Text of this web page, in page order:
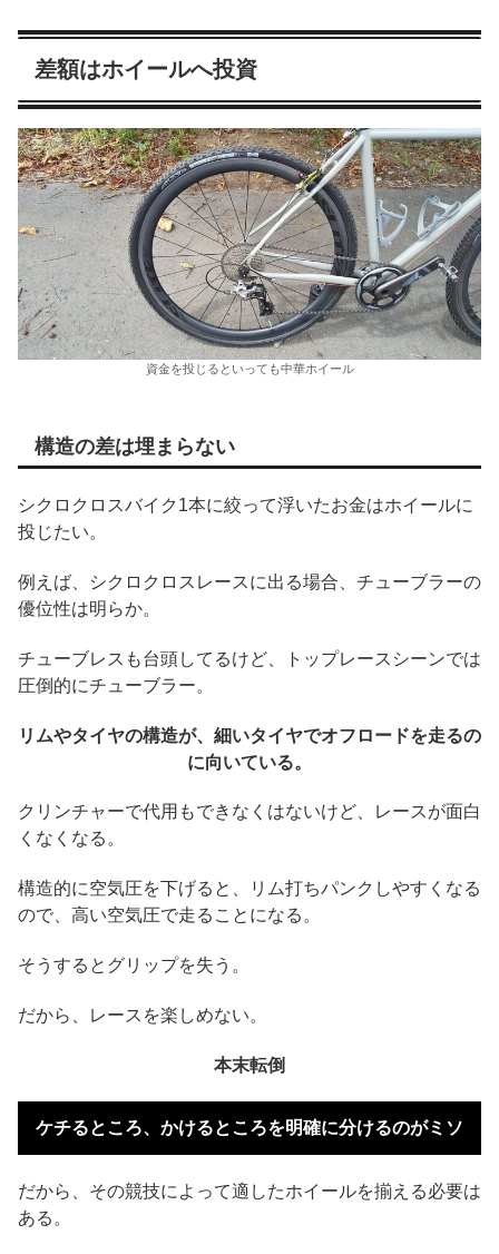
差額はホイールへ投資
資金を投じるといっても中華ホイール
構造の差は埋まらない
シクロクロスバイク1本に絞って浮いたお金はホイールに
投じたい。
例えば、シクロクロスレースに出る場合、チューブラーの
優位性は明らか。
チューブレスも台頭してるけど、トップレースシーンでは
圧倒的にチューブラー。
リムやタイヤの構造が、細いタイヤでオフロードを走るの
に向いている。
クリンチャーで代用もできなくはないけど、レースが面白
くなくなる。
構造的に空気圧を下げると、リム打ちパンクしやすくなる
ので、高い空気圧で走ることになる。
そうするとグリップを失う。
だから、レースを楽しめない。
本末転倒
ケチるところ、かけるところを明確に分けるのがミソ
だから、その競技によって適したホイールを揃える必要は
ある。